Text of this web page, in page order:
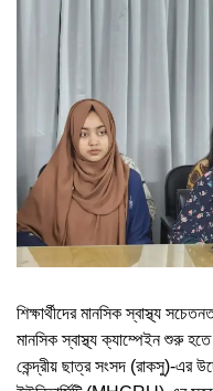
শিক্ষার্থীদের মানসিক স্বাস্থ্য
মানসিক স্বাস্থ্য ক্যাম্পেইন শুরু হতে
কেন্দ্রীয় ছাত্র সংসদ (রাকসু)-এর